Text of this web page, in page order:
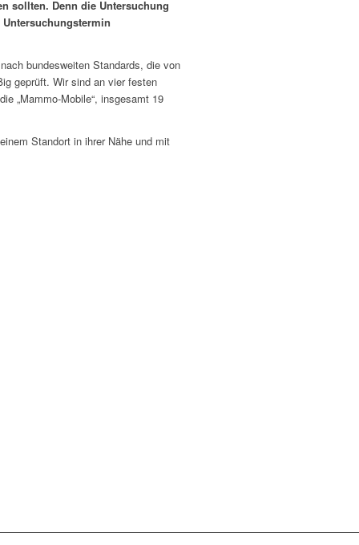
sollten. Denn die Untersuchung
bundesweiten Standards, die von
geprüft. Wir sind an vier festen
„Mammo-Mobile“, insgesamt 19
Standort in ihrer Nähe und mit